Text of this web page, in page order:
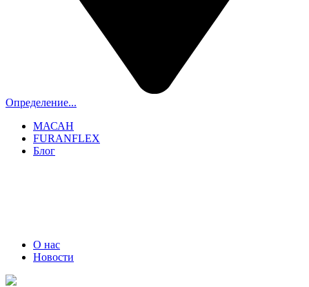
Определение...
МАСАН
FURANFLEX
Блог
О нас
Новости